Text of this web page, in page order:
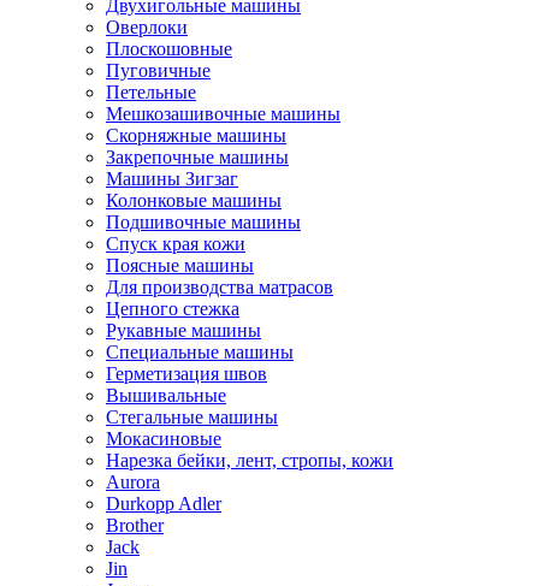
Двухигольные машины
Оверлоки
Плоскошовные
Пуговичные
Петельные
Мешкозашивочные машины
Скорняжные машины
Закрепочные машины
Машины Зигзаг
Колонковые машины
Подшивочные машины
Спуск края кожи
Поясные машины
Для производства матрасов
Цепного стежка
Рукавные машины
Специальные машины
Герметизация швов
Вышивальные
Стегальные машины
Мокасиновые
Нарезка бейки, лент, стропы, кожи
Aurora
Durkopp Adler
Brother
Jack
Jin